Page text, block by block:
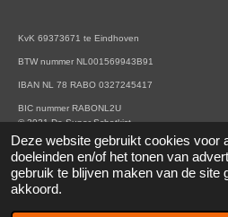
Deze website gebruikt cookies voor
doeleinden en/of het tonen van
gebruik te blijven maken van de site
akkoord.
KvK 69373671 te Eindhoven
BTW nummer NL001569943B91
IBAN NL 78 RABO 0327245417
BIC nummer RABONL2U
© 2021 De Super Schatkist.
Powered byJouwWeb